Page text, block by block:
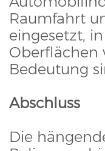
Raumfahrt
eingesetzt,
Oberflächen
Bedeutung
Abschluss
Die